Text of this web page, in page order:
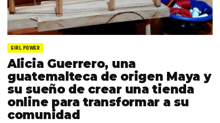
GIRL POWER
Alicia Guerrero, una
guatemalteca de origen Maya y
su sueño de crear una tienda
online para transformar a su
comunidad